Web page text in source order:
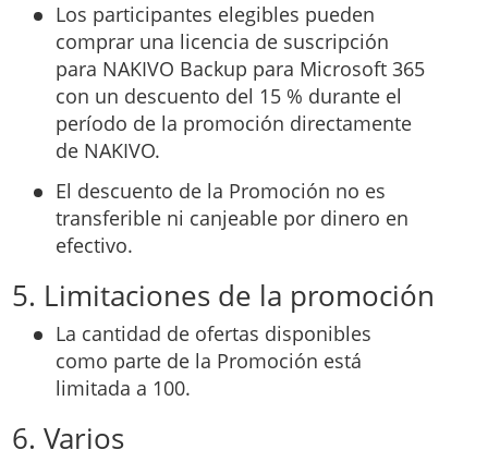
Los participantes elegibles pueden
comprar una licencia de suscripción
para NAKIVO Backup para Microsoft 365
con un descuento del 15 % durante el
período de la promoción directamente
de NAKIVO.
El descuento de la Promoción no es
transferible ni canjeable por dinero en
efectivo.
5. Limitaciones de la promoción
La cantidad de ofertas disponibles
como parte de la Promoción está
limitada a 100.
6. Varios